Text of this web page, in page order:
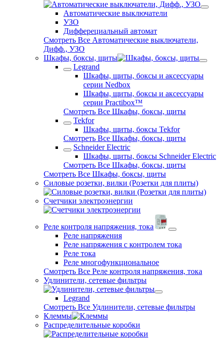
Автоматические выключатели
УЗО
Дифферециальный автомат
Смотреть Все Автоматические выключатели,
Дифф., УЗО
Шкафы, боксы, щиты
Legrand
Шкафы, щиты, боксы и аксессуары
серии Nedbox
Шкафы, щиты, боксы и аксессуары
серии Practibox™
Смотреть Все Шкафы, боксы, щиты
Tekfor
Шкафы, щиты, боксы Tekfor
Смотреть Все Шкафы, боксы, щиты
Schneider Electric
Шкафы, щиты, боксы Schneider Electric
Смотреть Все Шкафы, боксы, щиты
Смотреть Все Шкафы, боксы, щиты
Силовые розетки, вилки (Розетки для плиты)
Счетчики электроэнергии
Реле контроля напряжения, тока
Реле напряжения
Реле напряжения с контролем тока
Реле тока
Реле многофункциональное
Смотреть Все Реле контроля напряжения, тока
Удлинители, сетевые фильтры
Legrand
Смотреть Все Удлинители, сетевые фильтры
Клеммы
Распределительные коробки